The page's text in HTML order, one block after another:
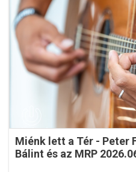
Miénk lett a Tér - Peter
Bálint és az MRP